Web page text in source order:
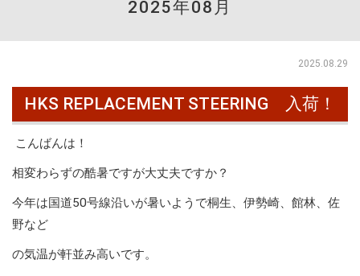
2025年08月
2025.08.29
HKS REPLACEMENT STEERING 入荷！
こんばんは！
相変わらずの酷暑ですが大丈夫ですか？
今年は国道50号線沿いが暑いようで桐生、伊勢崎、館林、佐
野など
の気温が軒並み高いです。